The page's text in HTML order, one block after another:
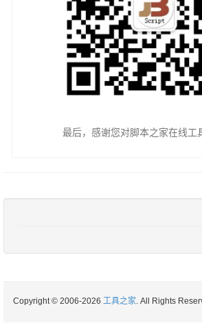
最后，感谢您对脚本之家在线工
Copyright © 2006-2026 工具之家. All Rights